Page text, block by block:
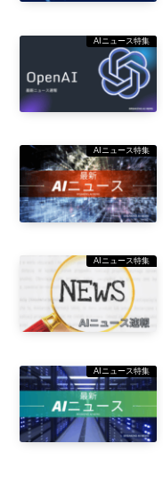
AIニュース特集
AIニュース特集
AIニュース特集
AIニュース特集